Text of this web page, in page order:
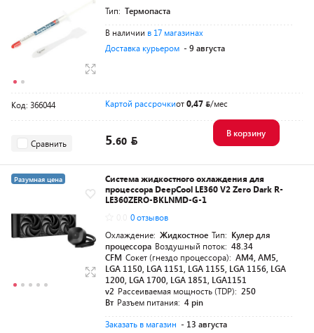
Тип: Термопаста
В наличии в 17 магазинах
Доставка курьером - 9 августа
Код: 366044 Картой рассрочкиот0,47 /мес
Сравнить 5.60
В корзину
Разумная цена
Система жидкостного охлаждения для
процессора DeepCool LE360 V2 Zero Dark R-
LE360ZERO-BKLNMD-G-1
0 отзывов
Охлаждение: Жидкостное Тип: Кулер для
процессора Воздушный поток: 48.34
CFM Сокет (гнездо процессора): AM4, AM5,
LGA 1150, LGA 1151, LGA 1155, LGA 1156, LGA
1200, LGA 1700, LGA 1851, LGA1151
v2 Рассеиваемая мощность (TDP): 250
Вт Разъем питания: 4 pin
Заказать в магазин - 13 августа